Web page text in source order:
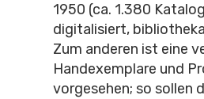
1950 (ca. 1.380
digitalisiert,
Zum anderen ist eine
Handexemplare und
vorgesehen; so sollen